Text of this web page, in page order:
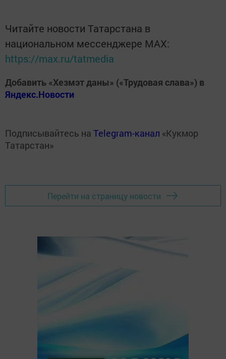
Читайте новости Татарстана в
национальном мессенджере MАХ:
https://max.ru/tatmedia
Добавить «Хезмэт даны» («Трудовая слава») в
Яндекс.Новости
Подписывайтесь на Telegram-канал «Кукмор
Татарстан»
Перейти на страницу новости